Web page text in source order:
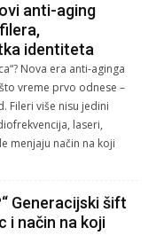
anti-aging
identiteta
Nova era anti-aginga
vreme prvo odnese –
Fileri više nisu jedini
laseri,
menjaju način na koji
Generacijski šift
i način na koji